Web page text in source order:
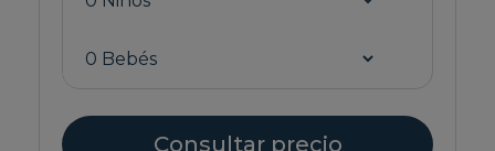
Consultar precio